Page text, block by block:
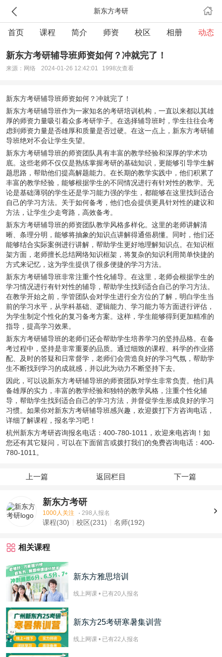
新东方考研
首页 课程 简介 师资 校区 相册 动态
新东方考研辅导班师资如何？冲就完了！
来源：网络 2024-01-26 12:42:01 1998次查看
新东方考研辅导班师资如何？冲就完了！
新东方考研辅导班作为一家知名的考研培训机构，一直以来都以其雄
厚的师资力量吸引着众多考研学子。在选择辅导班时，学生往往会考
虑到师资力量是否雄厚和质量是否过硬。在这一点上，新东方考研辅
导班绝对不会让学生失望。
新东方考研辅导班的师资团队具有丰富的教学经验和深厚的学术功
底。这些老师不仅仅是熟练掌握考研的基础知识，更能够引导学生解
题思路，帮助他们提高解题能力。在长期的教学实践中，他们积累了
丰富的教学经验，能够根据学生的不同情况进行有针对性的教学。无
论是基础薄弱的学生还是学习能力强的学生，都能够在这里找到适合
自己的学习方法。关于如何备考，他们也会提供更具针对性的建议和
方法，让学生少走弯路，高效备考。
新东方考研辅导班的师资团队教学风格多样化。这里的老师讲解清
晰、条理分明，能够将抽象的知识点讲解得通俗易懂。同时，他们还
能够结合实际案例进行讲解，帮助学生更好地理解知识点。在知识框
架方面，老师擅长总结网络知识框架，将复杂的知识利用简单快捷的
方式来记忆，这为学生提供了很多便捷的学习方法。
新东方考研辅导班非常注重个性化辅导。在这里，老师会根据学生的
学习情况进行有针对性的辅导，帮助学生找到适合自己的学习方法。
在教学开始之前，学管团队会对学生进行全方位的了解，明白学生当
前的学习水平，从学科基础、逻辑能力、学习能力等方面进行评估，
为学生制定个性化的复习备考方案。这样，学生能够得到更加精准的
指导，提高学习效果。
新东方考研辅导班的老师们还会帮助学生培养学习的坚持品格。在备
考过程中，坚持是非常重要的品质。通过细致的课程、科学的作业搭
配、及时的答疑和日常督学，老师们会营造良好的学习气氛，帮助学
生不断找到学习的成就感，并以此为动力不断坚持下去。
因此，可以说新东方考研辅导班的师资团队对学生非常负责。他们具
备雄厚的实力，丰富的教学经验和独特的教学风格，注重个性化辅
导，帮助学生找到适合自己的学习方法，并督促学生形成良好的学习
习惯。如果你对新东方考研辅导班感兴趣，欢迎拨打下方咨询电话，
详细了解课程，报名学习吧！
杭州新东方考研咨询报名电话： 400-780-1011 ，欢迎来电咨询！如
您还有其它疑问，可以在下面留言或拨打我们的免费咨询电话：400-
780-1011。
上一篇 返回栏目 下一篇
新东方考研
1000人关注 · 298人报名
课程(30) 校区(231) 名师(192)
相关课程
新东方雅思培训
线上网课 • 已有20 人报名
新东方25考研寒暑集训营
线上网课 • 已有22 人报名